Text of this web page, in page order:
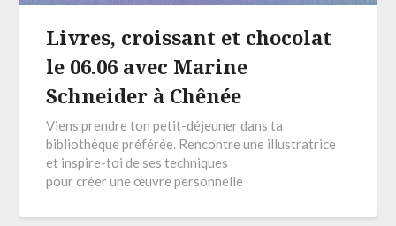
Livres, croissant et chocolat
le 06.06 avec Marine
Schneider à Chênée
Viens prendre ton petit-déjeuner dans ta
bibliothèque préférée. Rencontre une illustratrice
et inspire-toi de ses techniques
pour créer une œuvre personnelle